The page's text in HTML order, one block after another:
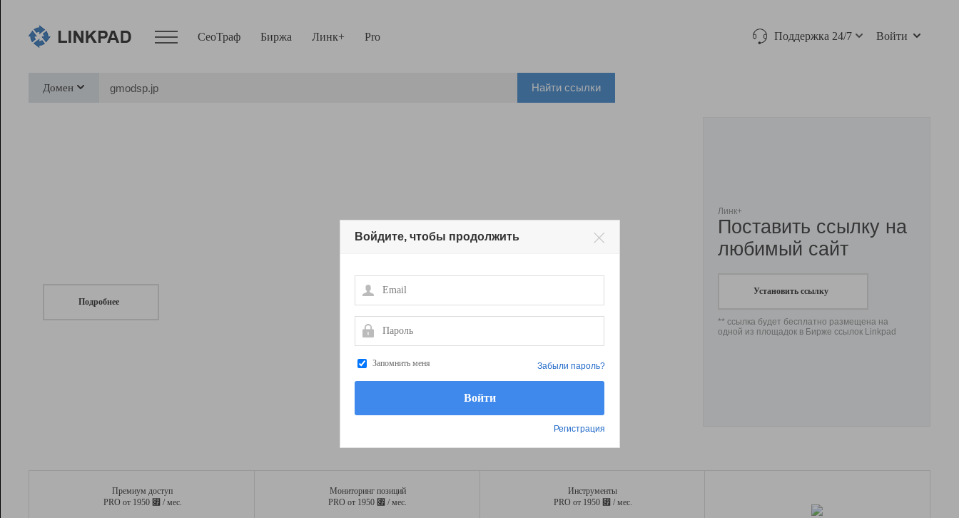
СеоТраф Биржа Линк+ Pro Поддержка 24/7 Войти
Домен Найти ссылки
Подробнее
Линк+
Поставить ссылку на
любимый сайт
Установить ссылку
** ссылка будет бесплатно размещена на
одной из площадок в Бирже ссылок Linkpad
Премиум доступ
PRO от 1950 ⃏ / мес.
Мониторинг позиций
PRO от 1950 ⃏ / мес.
Инструменты
PRO от 1950 ⃏ / мес.
Войдите, чтобы продолжить
Email
Пароль
Запомнить меня
Регистрация
Забыли пароль?